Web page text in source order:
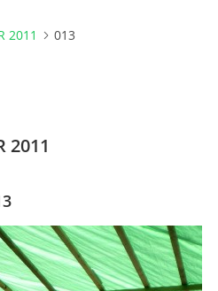
2011 013
2011